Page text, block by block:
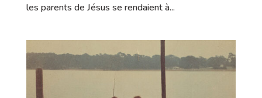
les parents de Jésus se rendaient à...